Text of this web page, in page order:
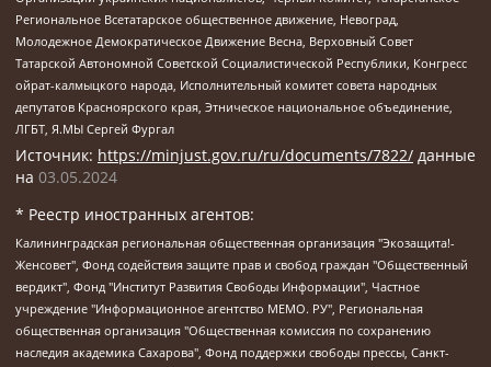
Региональное Всетатарское общественное движение, Невоград,
Молодежное Демократическое Движение Весна, Верховный Совет
Татарской Автономной Советской Социалистической Республики, Конгресс
ойрат-калмыцкого народа, Исполнительный комитет совета народных
депутатов Красноярского края, Этническое национальное объединение,
ЛГБТ, Я.МЫ Сергей Фургал
Источник: https://minjust.gov.ru/ru/documents/7822/ данные
на 03.05.2024
* Реестр иностранных агентов:
Калининградская региональная общественная организация "Экозащита!-Женсовет", Фонд содействия защите прав и свобод граждан "Общественный вердикт", Фонд "Институт Развития Свободы Информации", Частное учреждение "Информационное агентство МЕМО. РУ", Региональная общественная организация "Общественная комиссия по сохранению наследия академика Сахарова", Фонд поддержки свободы прессы, Санкт-Петербургская общественная правозащитная организация "Гражданский контроль", Межрегиональная общественная организация "Информационно-просветительский центр "Мемориал", Региональный Фонд "Центр Защиты Прав Средств Массовой Информации", с 05.12.2023 Фонд "Центр Защиты Прав Средств массовой информации", Региональная общественная благотворительная организация помощи беженцам и мигрантам "Гражданское содействие", Негосударственное образовательное учреждение дополнительного профессионального образования (повышение квалификации) специалистов "АКАДЕМИЯ ПО ПРАВАМ ЧЕЛОВЕКА", Свердловская региональная общественная организация "Сутяжник", Автономная некоммерческая организация "Центр независимых социологических исследований", Союз общественных объединений "Российский исследовательский центр по правам человека", Региональное общественное учреждение научно-информационный центр "МЕМОРИАЛ", Некоммерческая организация "Фонд защиты гласности", Автономная некоммерческая организация "Институт прав человека", Городская общественная организация "Екатеринбургское общество "МЕМОРИАЛ", Городская общественная организация "Рязанское историко-просветительское и правозащитное общество "Мемориал" (Рязанский Мемориал), Челябинский региональный орган общественной самодеятельности – женское общественное объединение "Женщины Евразии", Челябинский региональный орган общественной самодеятельности "Уральская правозащитная группа", Фонд содействия защите здоровья и социальной справедливости имени Андрея Рылькова, Автономная Некоммерческая Организация "Аналитический Центр Юрия Левады", Автономная некоммерческая организация социальной поддержки населения "Проект Апрель", Региональная общественная организация помощи женщинам и детям, находящимся в кризисной ситуации "Информационно-методический центр "Анна", Фонд содействия развитию массовых коммуникаций и правовому просвещению "Так-так-Так", Фонд содействия устойчивому развитию "Серебряная тайга", Свердловский региональный общественный фонд социальных проектов "Новое время", "Idel.Реалии", Кавказ.Реалии, Крым.Реалии, Телеканал Настоящее Время, Татаро-башкирская служба Радио Свобода (Azatliq Radiosi), Радио Свободная Европа/Радио Свобода (PCE/PC), "Сибирь.Реалии", "Фактограф", Благотворительный фонд помощи осужденным и их семьям, Автономная некоммерческая организация "Институт глобализации и социальных движений", Фонд "В защиту прав заключенных", Частное учреждение "Центр поддержки и содействия развитию средств массовой информации", Пензенский региональный общественный благотворительный фонд "Гражданский союз", "Север.Реалии", Некоммерческая организация Фонд "Правовая инициатива", Общество с ограниченной ответственностью "Радио Свободная Европа/Радио Свобода", Чешское информационное агентство "MEDIUM-ORIENT", Красноярская региональная общественная организация "Мы против СПИДа", Камалягин Денис Николаевич, Маркелов Сергей Евгеньевич, Пономарев Лев Александрович, Савицкая Людмила Алексеевна, Автономная некоммерческая организация "Центр по работе с проблемой насилия "НАСИЛИЮ.НЕТ", Межрегиональный профессиональный союз работников здравоохранения "Альянс врачей", Юридическое лицо, зарегистрированное в Латвийской Республике, SIA "Medusa Project" (регистрационный номер 40103797863, дата регистрации 10.06.2014), Некоммерческая организация "Фонд по борьбе с коррупцией", Автономная некоммерческая организация "Институт права и публичной политики", Баданин Роман Сергеевич, Гликин Максим Александрович, Железнова Мария Михайловна, Лукьянова Юлия Сергеевна, Маетная Елизавета Витальевна, Маняхин Петр Борисович, Чуракова Ольга Владимировна, Ярош Юлия Петровна, Юридическое лицо "The Insider SIA", зарегистрированное в Риге, Латвийская Республика (дата регистрации 26.06.2015), являющееся администратором доменного имени интернет-издания "The Insider SIA", https://theins.ru, Постернак Алексей Евгеньевич, Рубин Михаил Аркадьевич, Анин Роман Александрович, Юридическое лицо Istories fonds, зарегистрированное в Латвийской Республике (регистрационный номер 50008295751, дата регистрации 24.02.2020), Великовский Дмитрий Александрович, Долинина Ирина Николаевна, Мароховская Алеся Алексеевна, Шлейнов Роман Юрьевич, Шмагун Олеся Валентиновна, Общество с ограниченной ответственностью "Альтаир 2021", Общество с ограниченной ответственностью "Вега 2021", Общество с ограниченной ответственностью "Главный редактор 2021", Общество с ограниченной ответственностью "Ромашки монолит", Важенков Артем Валерьевич, Ивановская областная общественная организация "Центр гендерных исследований", Гурман Юрий Альбертович, Медиапроект "ОВД-Инфо", Егоров Владимир Владимирович, Жилинский Владимир Александрович, Общество с ограниченной ответственностью "ЗП", Иванова София Юрьевна, Карезина Инна Павловна, Кильтау Екатерина Викторовна, Петров Алексей Викторович, Пискунов Сергей Евгеньевич, Смирнов Сергей Сергеевич, Тихонов Михаил Сергеевич, Общество с ограниченной ответственностью "ЖУРНАЛИСТ-ИНОСТРАННЫЙ АГЕНТ", Арапова Галина Юрьевна, Вольтская Татьяна Анатольевна, Американская компания "Mason G.E.S. Anonymous Foundation" (США), являющаяся владельцем интернет-издания https://mnews.world/, Компания "Stichting Bellingcat", зарегистрированная в Нидерландах (дата регистрации 11.07.2018), Захаров Андрей Вячеславович, Клепиковская Екатерина Дмитриевна, Общество с ограниченной ответственностью "МЕМО", Перл Роман Александрович, Симонов Евгений Алексеевич, Соловьева Елена Анатольевна, Сотников Даниил Владимирович, Сурначева Елизавета Дмитриевна, Автономная некоммерческая организация по защите прав человека и информированию населения "Якутия – Наше Мнение", Общество с ограниченной ответственностью "Москоу диджитал медиа", с 26.01.2023 Общество с ограниченной ответственностью "Чайка Белые сады", Ветошкина Валерия Валерьевна, Заговора Максим Александрович, Межрегиональное общественное движение "Российская ЛГБТ - сеть", Оленичев Максим Владимирович, Павлов Иван Юрьевич, Скворцова Елена Сергеевна, Общество с ограниченной ответственностью "Как бы инагент", Кочетков Игорь Викторович, Общество с ограниченной ответственностью "Честные выборы", Еланчик Олег Александрович, Общество с ограниченной ответственностью "Нобелевский призыв", Гималова Регина Эмилевна, Григорьев Андрей Валерьевич, Григорьева Алина Александровна, Ассоциация по содействию защите прав призывников, альтернативнослужащих и военнослужащих "Правозащитная группа "Гражданин.Армия.Право", Хисамова Регина Фаритовна, Автономная некоммерческая организация по реализации социально-правовых программ "Лилит", Дальневосточное общественное движение "Маяк", Санкт-Петербургская ЛГБТ-инициативная группа "Выход", Инициативная группа ЛГБТ+ "Реверс", Алексеев Андрей Викторович, Бекбулатова Таисия Львовна, Беляев Иван Михайлович, Владыкина Елена Сергеевна, Гельман Марат Александрович, Никульшина Вероника Юрьевна, Толоконникова Надежда Андреевна, Шендерович Виктор Анатольевич, Общество с ограниченной ответственностью "Данное сообщение", Общество с ограниченной ответственностью Издательский дом "Новая глава", Айнбиндер Александра Александровна, Московский комьюнити-центр для ЛГБТ+инициатив, Благотворительный фонд развития филантропии, Deutsche Welle (Германия, Kurt-Schumacher-Strasse 3, 53113 Bonn), Борзунова Мария Михайловна, Воробьев Виктор Викторович, Голубева Анна Львовна, Константинова Алла Михайловна, Малкова Ирина Владимировна, Мурадов Мурад Абдулгалимович, Осетинская Елизавета Николаевна, Понасенков Евгений Николаевич, Ганапольский Матвей Юрьевич, Киселев Евгений Алексеевич, Борухович Ирина Григорьевна, Дремин Иван Тимофеевич, Дубровский Дмитрий Викторович, Красноярская региональная общественная организация поддержки и развития альтернативных образовательных технологий и межкультурных коммуникаций "ИНТЕРРА", Маяковская Екатерина Алексеевна, Фейгин Марк Захарович, Филимонов Андрей Викторович, Дзугкоева Регина Николаевна, Доброхотов Роман Александрович, Дудь Юрий Александрович, Елкин Сергей Владимирович, Кругликов Кирилл Игоревич, Сабунаева Мария Леонидовна, Семенов Алексей Владимирович, Шаинян Карен Багратович, Шульман Екатерина Михайловна, Асафьев Артур Валерьевич, Вахштайн Виктор Семенович, Венедиктов Алексей Алексеевич, Лушникова Екатерина Евгеньевна, Волков Леонид Михайлович, Невзоров Александр Глебович, Пархоменко Сергей Борисович, Сироткин Ярослав Николаевич, Кара-Мурза Владимир Владимирович, Баранова Наталья Владимировна, Гозман Леонид Яковлевич, Кагарлицкий Борис Юльевич, Климарев Михаил Валерьевич, Милов Владимир Станиславович, Автономная некоммерческая организация Краснодарский центр современного искусства "Типография", Моргенштерн Алишер Тагирович, Соболь Любовь Эдуардовна, Общество с ограниченной ответственностью "ЛИЗА НОРМ", Каспаров Гарри Кимович, Ходорковский Михаил Борисович, Общество с ограниченной ответственностью "Апрельские тезисы", Данилович Ирина Брониславовна, Кашин Олег Владимирович, Петров Николай Владимирович, Пивоваров Алексей Владимирович, Соколов Михаил Владимирович, Цветкова Юлия Владимировна, Чичваркин Евгений Александрович, Комитет против пыток/Команда против пыток, Общество с ограниченной ответственностью "Первый научный", Общество с ограниченной ответственностью "Вертолет и ко", Белоцерковская Вероника Борисовна, Кац Максим Евгеньевич, Лазарева Татьяна Юрьевна, Шаведдинов Руслан Табризович, Яшин Илья Валерьевич, Общество с ограниченной ответственностью "Иноагент ААВ", Алешковский Дмитрий Петрович, Альбац Евгения Марковна, Быков Дмитрий Львович, Галямина Юлия Евгеньевна, Лойко Сергей Леонидович, Мартынов Кирилл Константинович, Медведев Сергей Александрович, Крашенинников Федор Геннадиевич, Гордеева Катерина Вл